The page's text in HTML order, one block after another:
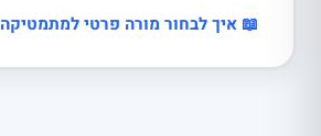
📖 איך לבחור מורה פרטי למתמטיקה